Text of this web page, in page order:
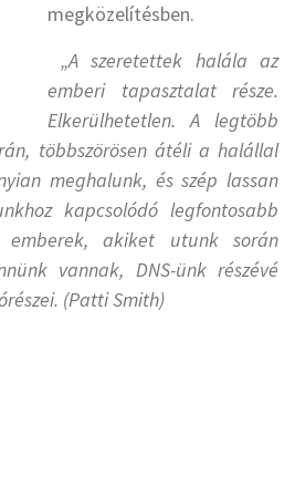
megközelítésben.
„A szeretettek halála az
emberi tapasztalat része.
Elkerülhetetlen. A legtöbb
többszörösen átéli a halállal
meghalunk, és szép lassan
kapcsolódó legfontosabb
emberek, akiket utunk során
vannak, DNS-ünk részévé
(Patti Smith)